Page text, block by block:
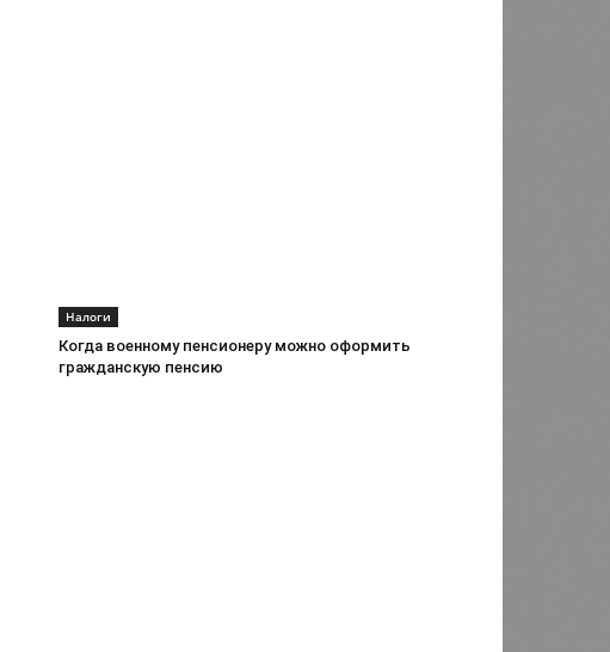
Налоги
Когда военному пенсионеру можно оформить
гражданскую пенсию